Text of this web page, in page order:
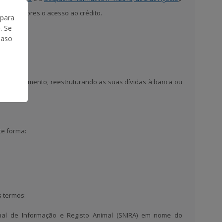
sectores o acesso ao crédito.
reestruturando as suas dívidas à banca ou
forma:
termos:
de Informação e Registo Animal (SNIRA) em nome do
Se